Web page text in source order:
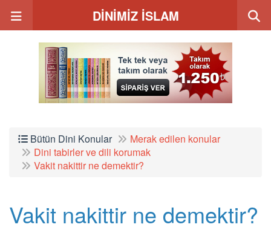
DİNİMİZ İSLAM
Bütün Dini Konular
Merak edilen konular
Dini tabirler ve dili korumak
Vakit nakittir ne demektir?
Vakit nakittir ne demektir?